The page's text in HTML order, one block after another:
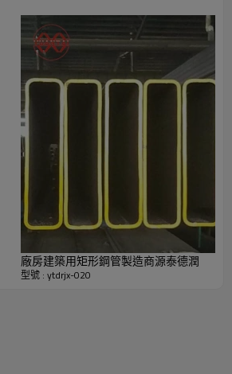
廠房建築用矩形鋼管製造商源泰德潤
型號 : ytdrjx-020